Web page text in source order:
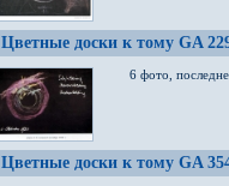
Цветные доски к тому GA
6 фото,
Цветные доски к тому GA